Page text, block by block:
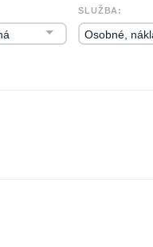
SLUŽBA: